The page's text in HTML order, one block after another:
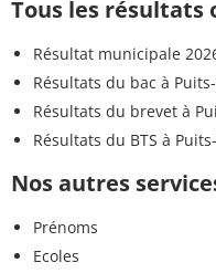
Tous les résultats
Résultat municipale
Résultats du bac à
Résultats du brevet à
Résultats du BTS à
Nos autres
Prénoms
Ecoles